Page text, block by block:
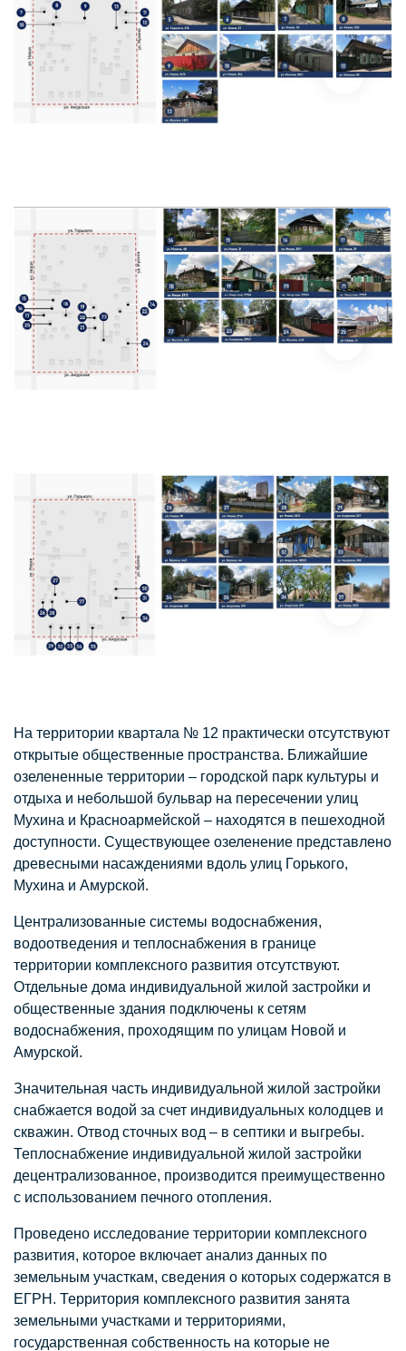
На территории квартала № 12 практически отсутствуют
открытые общественные пространства. Ближайшие
озелененные территории – городской парк культуры и
отдыха и небольшой бульвар на пересечении улиц
Мухина и Красноармейской – находятся в пешеходной
доступности. Существующее озеленение представлено
древесными насаждениями вдоль улиц Горького,
Мухина и Амурской.
Централизованные системы водоснабжения,
водоотведения и теплоснабжения в границе
территории комплексного развития отсутствуют.
Отдельные дома индивидуальной жилой застройки и
общественные здания подключены к сетям
водоснабжения, проходящим по улицам Новой и
Амурской.
Значительная часть индивидуальной жилой застройки
снабжается водой за счет индивидуальных колодцев и
скважин. Отвод сточных вод – в септики и выгребы.
Теплоснабжение индивидуальной жилой застройки
децентрализованное, производится преимущественно
с использованием печного отопления.
Проведено исследование территории комплексного
развития, которое включает анализ данных по
земельным участкам, сведения о которых содержатся в
ЕГРН. Территория комплексного развития занята
земельными участками и территориями,
государственная собственность на которые не